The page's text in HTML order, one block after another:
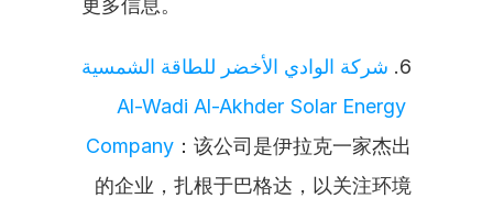
更多信息。
6.
Al-Wadi Al-Akhder Solar Energy
Company ：该公司是伊拉克一家杰出
的企业，扎根于巴格达，以关注环境